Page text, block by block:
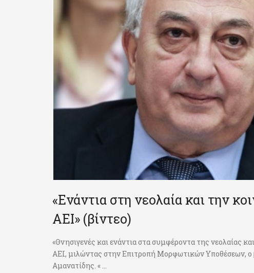
«Ενάντια στη νεολαία και την
ΑΕΙ» (βίντεο)
«Θνησιγενές και ενάντια στα συμφέροντα της νεολαίας
ΑΕΙ, μιλώντας στην Επιτροπή Μορφωτικών Υποθέσεων,
Αμανατίδης. « ...